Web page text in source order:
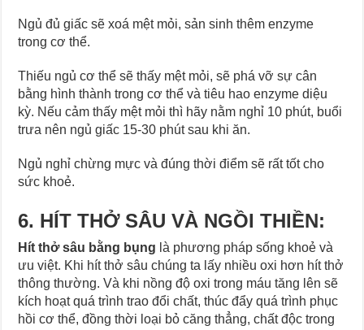
Ngủ đủ giấc sẽ xoá mệt mỏi, sản sinh thêm enzyme
trong cơ thể.
Thiếu ngủ cơ thể sẽ thấy mệt mỏi, sẽ phá vỡ sự cân
bằng hình thành trong cơ thể và tiêu hao enzyme diệu
kỳ. Nếu cảm thấy mệt mỏi thì hãy nằm nghỉ 10 phút, buổi
trưa nên ngủ giấc 15-30 phút sau khi ăn.
Ngủ nghỉ chừng mực và đúng thời điểm sẽ rất tốt cho
sức khoẻ.
6. HÍT THỞ SÂU VÀ NGỒI THIỀN:
Hít thở sâu bằng bụng là phương pháp sống khoẻ và
ưu việt. Khi hít thở sâu chúng ta lấy nhiều oxi hơn hít thở
thông thường. Và khi nồng độ oxi trong máu tăng lên sẽ
kích hoạt quá trình trao đổi chất, thúc đẩy quá trình phục
hồi cơ thể, đồng thời loại bỏ căng thẳng, chất độc trong